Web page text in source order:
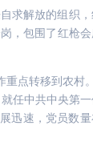
求解放的组织
，包围了红枪
点转移到农村
任中共中央第一
迅速，党员数